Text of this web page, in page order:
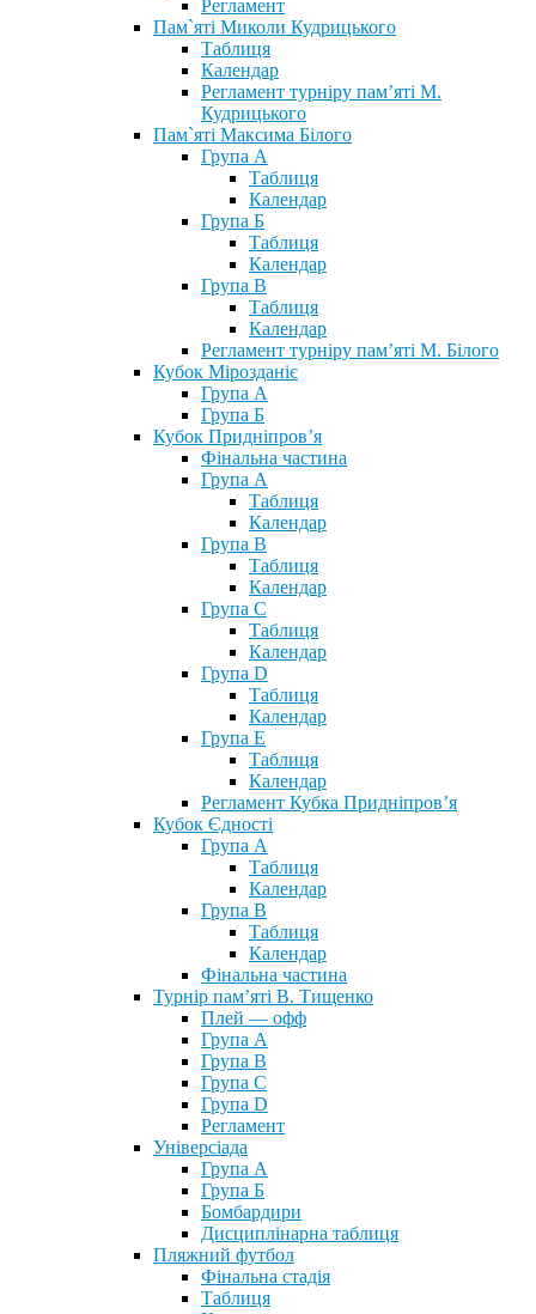
Регламент
Пам`яті Миколи Кудрицького
Таблиця
Календар
Регламент турніру пам’яті М.
Кудрицького
Пам`яті Максима Білого
Група А
Таблиця
Календар
Група Б
Таблиця
Календар
Група В
Таблиця
Календар
Регламент турніру пам’яті М. Білого
Кубок Мірозданіє
Група А
Група Б
Кубок Придніпров’я
Фінальна частина
Група А
Таблиця
Календар
Група В
Таблиця
Календар
Група С
Таблиця
Календар
Група D
Таблиця
Календар
Група Е
Таблиця
Календар
Регламент Кубка Придніпров’я
Кубок Єдності
Група А
Таблиця
Календар
Група В
Таблиця
Календар
Фінальна частина
Турнір пам’яті В. Тищенко
Плей — офф
Група А
Група B
Група С
Група D
Регламент
Універсіада
Група А
Група Б
Бомбардири
Дисциплінарна таблиця
Пляжний футбол
Фінальна стадія
Таблиця